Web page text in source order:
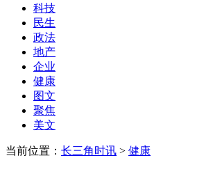
科技
民生
政法
地产
企业
健康
图文
聚焦
美文
当前位置： 长三角时讯 > 健康